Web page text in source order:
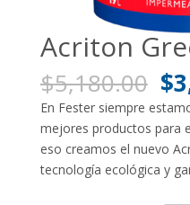
Acriton
$5,180.00 El
$
En Fester siempre
mejores productos para
eso creamos el nuevo
tecnología ecológica y